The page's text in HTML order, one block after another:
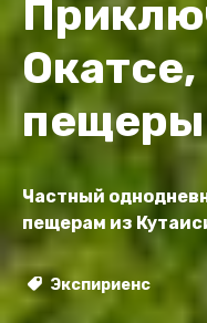
Частный
пещерам из
Экспириенс